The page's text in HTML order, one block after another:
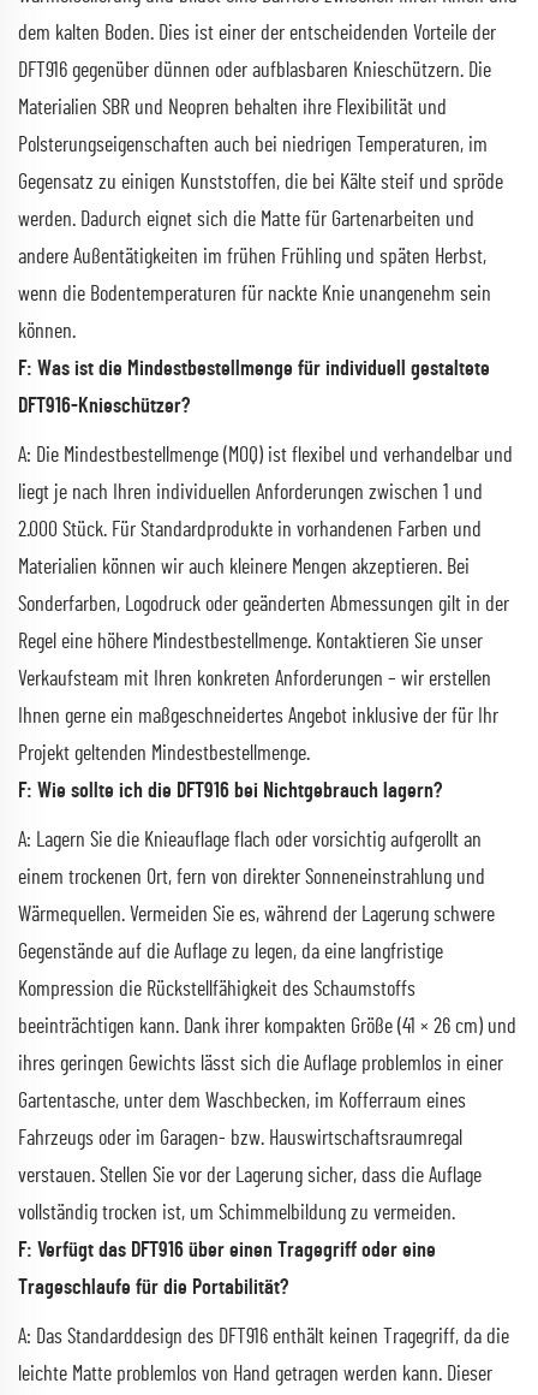
dem kalten Boden. Dies ist einer der entscheidenden Vorteile der
DFT916 gegenüber dünnen oder aufblasbaren Knieschützern. Die
Materialien SBR und Neopren behalten ihre Flexibilität und
Polsterungseigenschaften auch bei niedrigen Temperaturen, im
Gegensatz zu einigen Kunststoffen, die bei Kälte steif und spröde
werden. Dadurch eignet sich die Matte für Gartenarbeiten und
andere Außentätigkeiten im frühen Frühling und späten Herbst,
wenn die Bodentemperaturen für nackte Knie unangenehm sein
können.
F: Was ist die Mindestbestellmenge für individuell gestaltete
DFT916-Knieschützer?
A: Die Mindestbestellmenge (MOQ) ist flexibel und verhandelbar und
liegt je nach Ihren individuellen Anforderungen zwischen 1 und
2.000 Stück. Für Standardprodukte in vorhandenen Farben und
Materialien können wir auch kleinere Mengen akzeptieren. Bei
Sonderfarben, Logodruck oder geänderten Abmessungen gilt in der
Regel eine höhere Mindestbestellmenge. Kontaktieren Sie unser
Verkaufsteam mit Ihren konkreten Anforderungen – wir erstellen
Ihnen gerne ein maßgeschneidertes Angebot inklusive der für Ihr
Projekt geltenden Mindestbestellmenge.
F: Wie sollte ich die DFT916 bei Nichtgebrauch lagern?
A: Lagern Sie die Knieauflage flach oder vorsichtig aufgerollt an
einem trockenen Ort, fern von direkter Sonneneinstrahlung und
Wärmequellen. Vermeiden Sie es, während der Lagerung schwere
Gegenstände auf die Auflage zu legen, da eine langfristige
Kompression die Rückstellfähigkeit des Schaumstoffs
beeinträchtigen kann. Dank ihrer kompakten Größe (41 × 26 cm) und
ihres geringen Gewichts lässt sich die Auflage problemlos in einer
Gartentasche, unter dem Waschbecken, im Kofferraum eines
Fahrzeugs oder im Garagen- bzw. Hauswirtschaftsraumregal
verstauen. Stellen Sie vor der Lagerung sicher, dass die Auflage
vollständig trocken ist, um Schimmelbildung zu vermeiden.
F: Verfügt das DFT916 über einen Tragegriff oder eine
Trageschlaufe für die Portabilität?
A: Das Standarddesign des DFT916 enthält keinen Tragegriff, da die
leichte Matte problemlos von Hand getragen werden kann. Dieser